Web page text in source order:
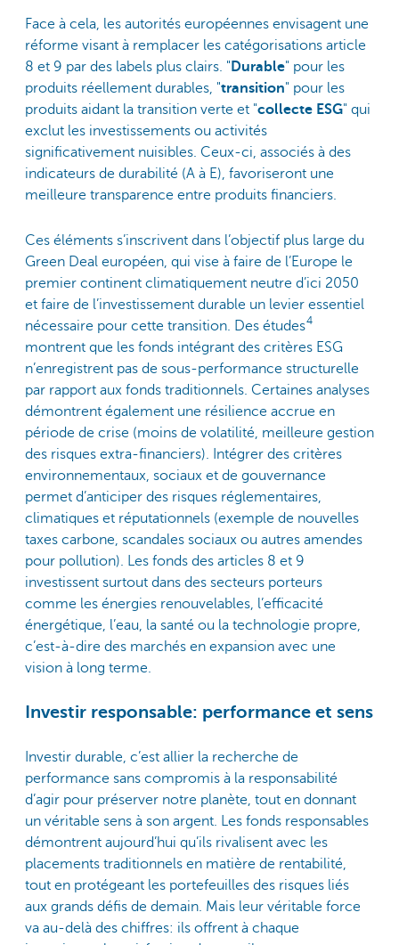
Face à cela, les autorités européennes envisagent une
réforme visant à remplacer les catégorisations article
8 et 9 par des labels plus clairs. " Durable" pour les
produits réellement durables, "transition" pour les
produits aidant la transition verte et "collecte ESG" qui
exclut les investissements ou activités
significativement nuisibles. Ceux-ci, associés à des
indicateurs de durabilité (A à E), favoriseront une
meilleure transparence entre produits financiers.
Ces éléments s’inscrivent dans l’objectif plus large du
Green Deal européen, qui vise à faire de l’Europe le
premier continent climatiquement neutre d’ici 2050
et faire de l’investissement durable un levier essentiel
nécessaire pour cette transition. Des études4
montrent que les fonds intégrant des critères ESG
n’enregistrent pas de sous-performance structurelle
par rapport aux fonds traditionnels. Certaines analyses
démontrent également une résilience accrue en
période de crise (moins de volatilité, meilleure gestion
des risques extra-financiers). Intégrer des critères
environnementaux, sociaux et de gouvernance
permet d’anticiper des risques réglementaires,
climatiques et réputationnels (exemple de nouvelles
taxes carbone, scandales sociaux ou autres amendes
pour pollution). Les fonds des articles 8 et 9
investissent surtout dans des secteurs porteurs
comme les énergies renouvelables, l’efficacité
énergétique, l’eau, la santé ou la technologie propre,
c’est-à-dire des marchés en expansion avec une
vision à long terme.
Investir responsable: performance et sens
Investir durable, c’est allier la recherche de
performance sans compromis à la responsabilité
d’agir pour préserver notre planète, tout en donnant
un véritable sens à son argent. Les fonds responsables
démontrent aujourd’hui qu’ils rivalisent avec les
placements traditionnels en matière de rentabilité,
tout en protégeant les portefeuilles des risques liés
aux grands défis de demain. Mais leur véritable force
va au-delà des chiffres: ils offrent à chaque